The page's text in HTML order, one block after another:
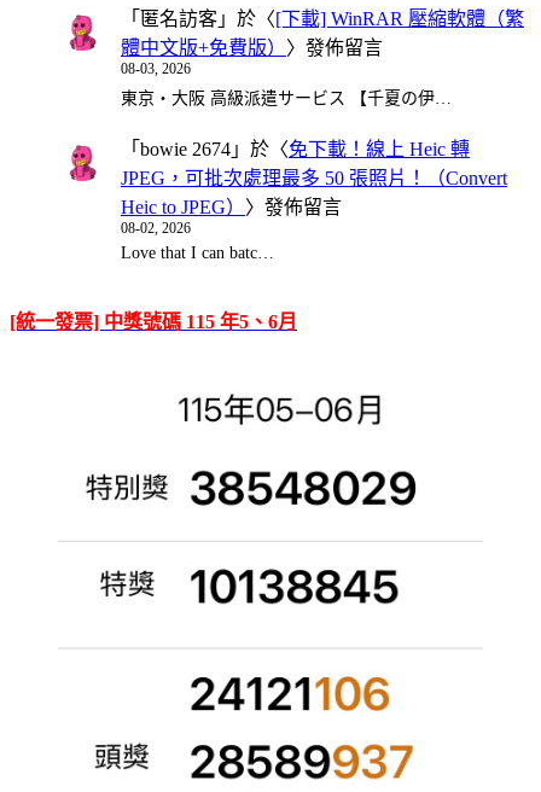
「 匿名訪客 」於〈[下載] WinRAR 壓縮軟體（繁
體中文版+免費版） 〉發佈留言
08-03, 2026
東京・大阪 高級派遣サービス 【千夏の伊…
「 bowie 2674 」於〈免下載！線上 Heic 轉
JPEG，可批次處理最多 50 張照片！（Convert
Heic to JPEG） 〉發佈留言
08-02, 2026
Love that I can batc…
[統一發票] 中獎號碼 115 年5、6月